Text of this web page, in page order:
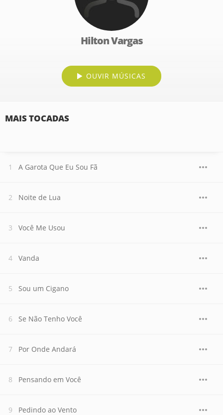
Hilton Vargas
OUVIR MÚSICAS
MAIS TOCADAS
A Garota Que Eu Sou Fã
Noite de Lua
Você Me Usou
Vanda
Sou um Cigano
Se Não Tenho Você
Por Onde Andará
Pensando em Você
Pedindo ao Vento